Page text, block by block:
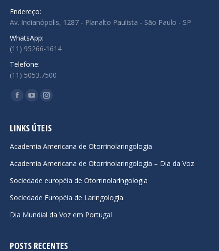
Endereço:
Av. Indianópolis, 1287 - Planalto Paulista - São Paulo - SP
WhatsApp:
(11) 95266-1614
Telefone:
(11) 5053.7500
Encontre-nos em:
Facebook
opens
new
window
YouTube
opens
new
window
Instagram
opens
new
window
LINKS ÚTEIS
Academia Americana de Otorrinolaringologia
Academia Americana de Otorrinolaringologia – Dia da Voz
Sociedade européia de Otorrinolaringologia
Sociedade Européia de Laringologia
Dia Mundial da Voz em Portugal
POSTS RECENTES